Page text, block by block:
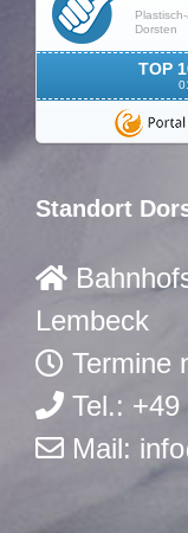
Dorsten
TOP
Standort
Lembeck
Termine
Tel.:
Mail: